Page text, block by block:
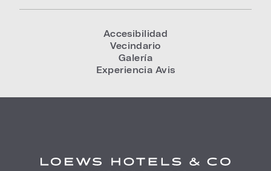
Accesibilidad
Vecindario
Galería
Experiencia Avis